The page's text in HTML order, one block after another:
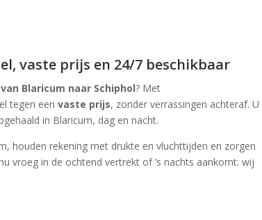
vaste prijs en 24/7 beschikbaar
Blaricum naar Schiphol? Met
tegen een vaste prijs, zonder verrassingen achteraf. U
in Blaricum, dag en nacht.
houden rekening met drukte en vlucht­tijden en zorgen
vroeg in de ochtend vertrekt of ’s nachts aankomt: wij